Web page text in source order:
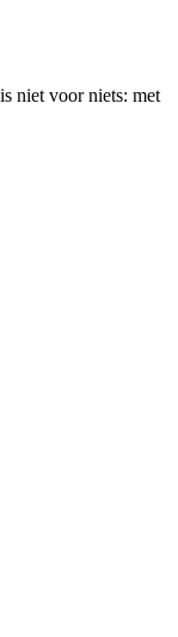
niet voor niets: met